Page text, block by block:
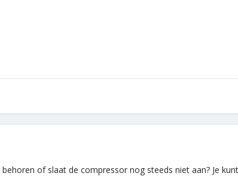
of slaat de compressor nog steeds niet aan? Je